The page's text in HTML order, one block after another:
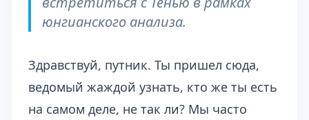
юнгианского анализа.
Здравствуй, путник. Ты пришел сюда,
ведомый жаждой узнать, кто же ты есть
на самом деле, не так ли? Мы часто